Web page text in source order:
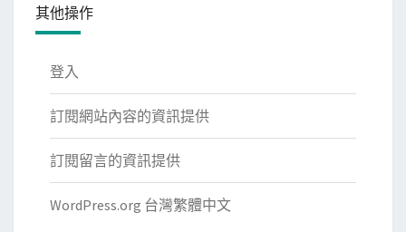
其他操作
登入
訂閱網站內容的資訊提供
訂閱留言的資訊提供
WordPress.org 台灣繁體中文